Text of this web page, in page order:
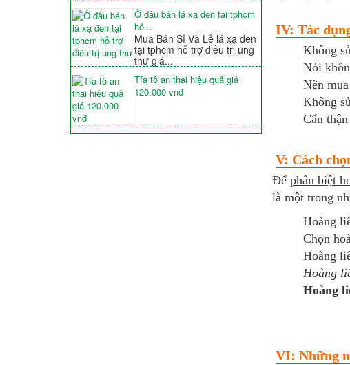
Ở đâu bán lá xạ đen tại tphcm
hỗ...
Mua Bán Sỉ Và Lẻ lá xạ đen
tại tphcm hỗ trợ điều trị ung
thư giá...
Tía tô an thai hiệu quả giá
120.000 vnđ
IV: Tác
Không
Nói
Nên
Không
Cẩn
V: Cách
Để phân biệt
là một trong
Hoàng
Chọn
Hoàng
Hoàng
Hoàng
VI: Những